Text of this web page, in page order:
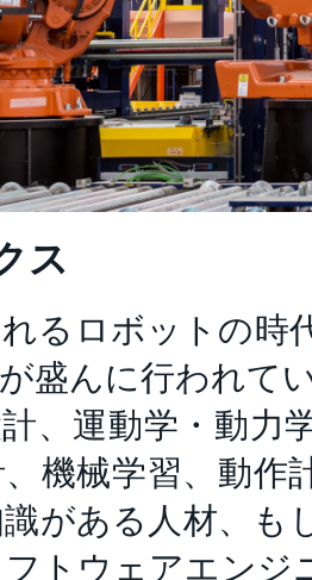
ス
るロボットの時
盛んに行われて
、運動学・動力
機械学習、動作
がある人材、も
トウェアエンジ